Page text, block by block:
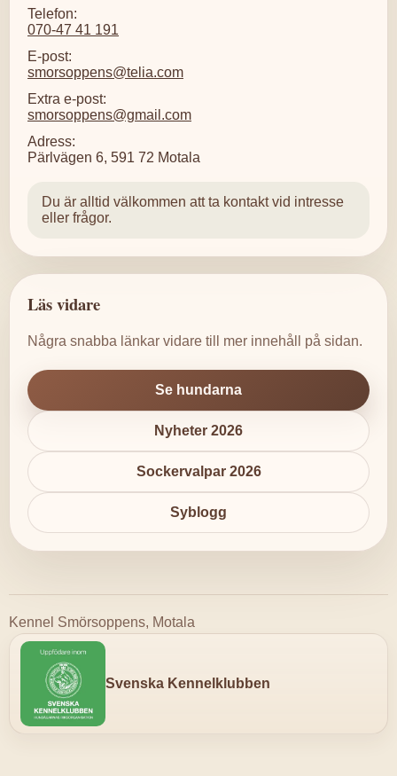
Telefon:
070-47 41 191
E-post:
smorsoppens@telia.com
Extra e-post:
smorsoppens@gmail.com
Adress:
Pärlvägen 6, 591 72 Motala
Du är alltid välkommen att ta kontakt vid intresse
eller frågor.
Läs vidare
Några snabba länkar vidare till mer innehåll på sidan.
Se hundarna
Nyheter 2026
Sockervalpar 2026
Syblogg
Kennel Smörsoppens, Motala
Svenska Kennelklubben